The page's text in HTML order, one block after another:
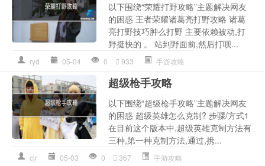
以下围绕“荣耀打野攻略”主题解决网友
的困惑 王者荣耀诸葛亮打野攻略 诸葛
亮打野技巧肿么打野 主要依赖被动,打
野挺快的 。 站到野面前,然后打呗...
ryd 05-04 0 933 手游攻略
超级枪手攻略
以下围绕“超级枪手攻略”主题解决网友
的困惑 超级英雄怎么克制? 步骤/方式1
在目前这个版本中,超级英雄克制方法有
三种,第一种克制方法,通过,携...
cjr 05-03 0 367 手游攻略